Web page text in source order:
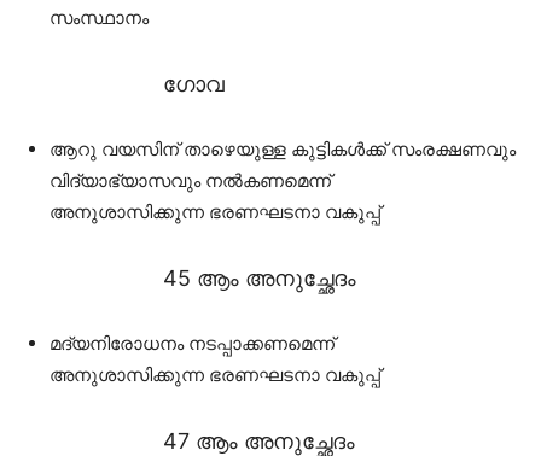
സംസ്ഥാനം
ഗോവ
ആറു വയസിന് താഴെയുള്ള കുട്ടികൾക്ക് സംരക്ഷണവും
വിദ്യാഭ്യാസവും നൽകണമെന്ന്
അനുശാസിക്കുന്ന ഭരണഘടനാ വകുപ്പ്
45 ആം അനുച്ഛേദം
മദ്യനിരോധനം നടപ്പാക്കണമെന്ന്
അനുശാസിക്കുന്ന ഭരണഘടനാ വകുപ്പ്
47 ആം അനുച്ഛേദം